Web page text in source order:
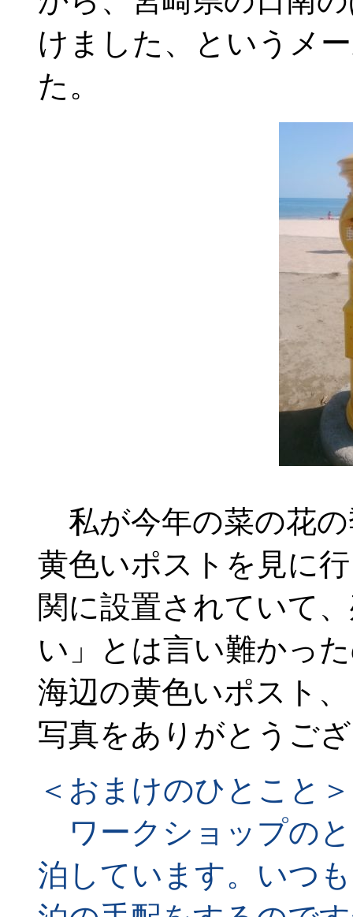
けました、というメ
た。
私が今年の菜の花
黄色いポストを見に
関に設置されていて
い」とは言い難かっ
海辺の黄色いポスト
写真をありがとうご
＜おまけのひとこと＞
ワークショップの
泊しています。いつ